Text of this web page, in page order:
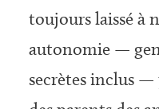
toujours laissé à
autonomie —
secrètes inclus —